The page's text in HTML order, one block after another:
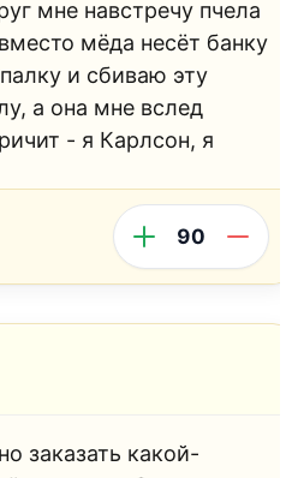
мне навстречу пчела
мёда несёт банку
и сбиваю эту
а она мне вслед
- я Карлсон, я
90
заказать какой-